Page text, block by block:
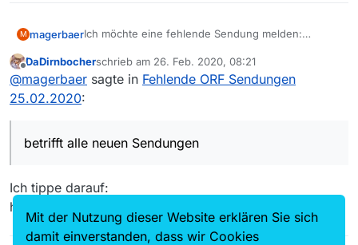
M magerbaerIch möchte eine fehlende Sendung melden:
betrifft alle neuen Sendungen
nur als Beispiel:
Oesterreich/1309549/Willkommen-Oesterreich-mit-
MediathekView-Version:
DaDirnbocherschrieb am 26. Feb. 2020, 08:21
zuletzt editiert von
@magerbaer sagte in Fehlende ORF Sendungen
25.02.2020:
betrifft alle neuen Sendungen
Ich tippe darauf:
https://forum.mediathekview.de/post/20626
Mit der Nutzung dieser Website erklären Sie sich
damit einverstanden, dass wir Cookies